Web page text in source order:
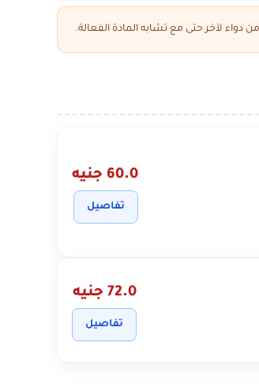
دواء لآخر حتى مع تشابه المادة الفعالة.
60.0 جنيه
تفاصيل
72.0 جنيه
تفاصيل